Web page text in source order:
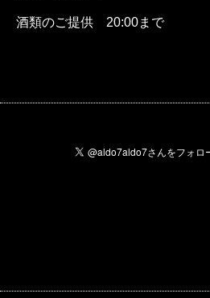
酒類のご提供 20:00まで